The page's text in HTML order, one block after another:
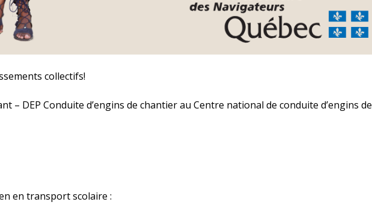
collectifs!
– DEP Conduite d’engins de chantier au Centre national de conduite d’engins de
en transport scolaire :